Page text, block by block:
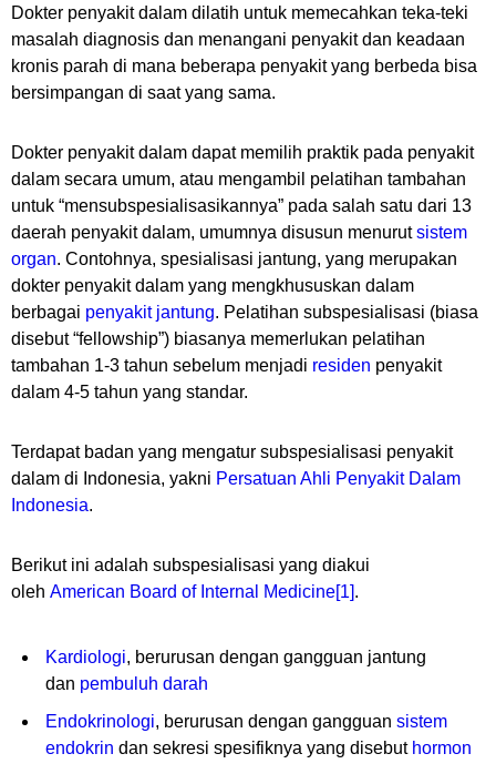
Dokter penyakit dalam dilatih untuk memecahkan teka-teki
masalah diagnosis dan menangani penyakit dan keadaan
kronis parah di mana beberapa penyakit yang berbeda bisa
bersimpangan di saat yang sama.
Dokter penyakit dalam dapat memilih praktik pada penyakit
dalam secara umum, atau mengambil pelatihan tambahan
untuk “mensubspesialisasikannya” pada salah satu dari 13
daerah penyakit dalam, umumnya disusun menurutsistem
organ. Contohnya, spesialisasi jantung, yang merupakan
dokter penyakit dalam yang mengkhususkan dalam
berbagai penyakit jantung. Pelatihan subspesialisasi (biasa
disebut “fellowship”) biasanya memerlukan pelatihan
tambahan 1-3 tahun sebelum menjadi residen penyakit
dalam 4-5 tahun yang standar.
Terdapat badan yang mengatur subspesialisasi penyakit
dalam di Indonesia, yakni Persatuan Ahli Penyakit Dalam
Indonesia.
Berikut ini adalah subspesialisasi yang diakui
oleh American Board of Internal Medicine[1].
Kardiologi, berurusan dengan gangguan jantung
dan pembuluh darah
Endokrinologi, berurusan dengan gangguan sistem
endokrin dan sekresi spesifiknya yang disebut hormon